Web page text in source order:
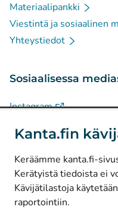
Kanta.fin
Keräämme kanta.fi-
Kerätyistä tiedoista ei
Kävijätilastoja
raportointiin.
Materiaalipankki
Viestintä ja sosiaalinen
Yhteystiedot
Sosiaalisessa
Instagram(Avautuu
Facebook(Avautuu
© Kanta-Palvelut,
Tietosuoja